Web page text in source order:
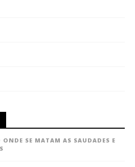
SE MATAM AS SAUDADES E